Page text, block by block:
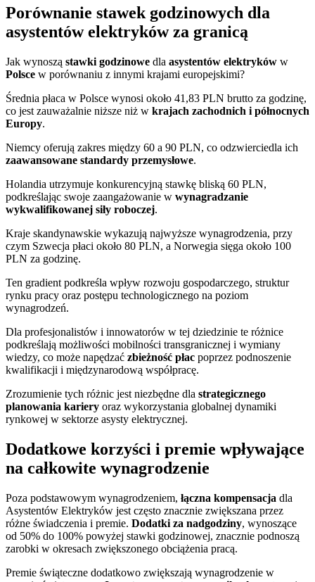
Porównanie stawek godzinowych dla
asystentów elektryków za granicą
Jak wynoszą stawki godzinowe dla asystentów elektryków w
Polsce w porównaniu z innymi krajami europejskimi?
Średnia płaca w Polsce wynosi około 41,83 PLN brutto za godzinę,
co jest zauważalnie niższe niż w krajach zachodnich i północnych
Europy.
Niemcy oferują zakres między 60 a 90 PLN, co odzwierciedla ich
zaawansowane standardy przemysłowe.
Holandia utrzymuje konkurencyjną stawkę bliską 60 PLN,
podkreślając swoje zaangażowanie w wynagradzanie
wykwalifikowanej siły roboczej.
Kraje skandynawskie wykazują najwyższe wynagrodzenia, przy
czym Szwecja płaci około 80 PLN, a Norwegia sięga około 100
PLN za godzinę.
Ten gradient podkreśla wpływ rozwoju gospodarczego, struktur
rynku pracy oraz postępu technologicznego na poziom
wynagrodzeń.
Dla profesjonalistów i innowatorów w tej dziedzinie te różnice
podkreślają możliwości mobilności transgranicznej i wymiany
wiedzy, co może napędzać zbieżność płac poprzez podnoszenie
kwalifikacji i międzynarodową współpracę.
Zrozumienie tych różnic jest niezbędne dla strategicznego
planowania kariery oraz wykorzystania globalnej dynamiki
rynkowej w sektorze asysty elektrycznej.
Dodatkowe korzyści i premie wpływające
na całkowite wynagrodzenie
Poza podstawowym wynagrodzeniem, łączna kompensacja dla
Asystentów Elektryków jest często znacznie zwiększana przez
różne świadczenia i premie. Dodatki za nadgodziny, wynoszące
od 50% do 100% powyżej stawki godzinowej, znacznie podnoszą
zarobki w okresach zwiększonego obciążenia pracą.
Premie świąteczne dodatkowo zwiększają wynagrodzenie w